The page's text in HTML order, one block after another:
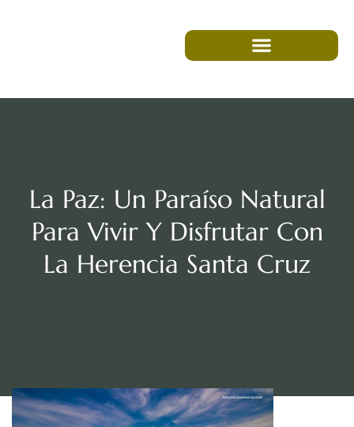
La Paz: Un Paraíso Natural
Para Vivir Y Disfrutar Con
La Herencia Santa Cruz